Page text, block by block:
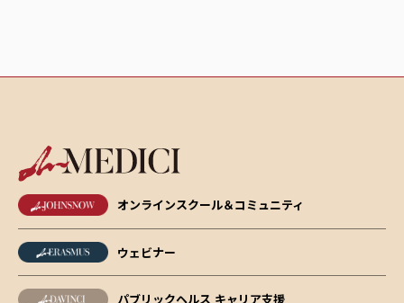
オンラインスクール＆コミュニティ
ウェビナー
パブリックヘルス キャリア支援